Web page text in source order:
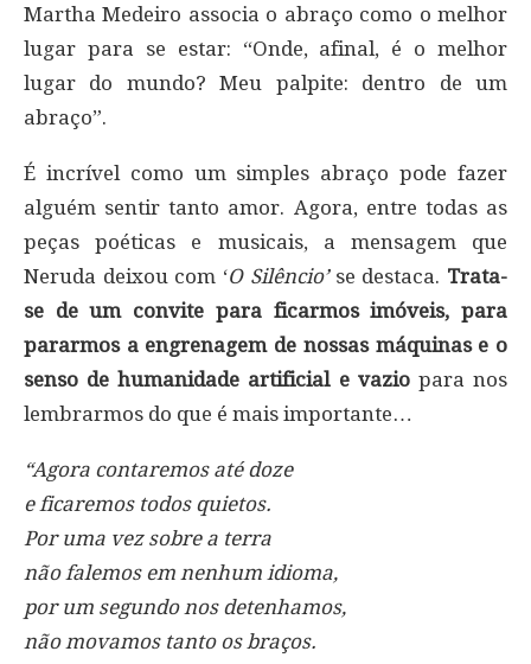
Martha Medeiro associa o abraço como o melhor
lugar para se estar: “Onde, afinal, é o melhor
lugar do mundo? Meu palpite: dentro de um
abraço”.
É incrível como um simples abraço pode fazer
alguém sentir tanto amor. Agora, entre todas as
peças poéticas e musicais, a mensagem que
Neruda deixou com ‘O Silêncio’se destaca. Trata-
se de um convite para ficarmos imóveis, para
pararmos a engrenagem de nossas máquinas e o
senso de humanidade artificial e vazio para nos
lembrarmos do que é mais importante…
“Agora contaremos até doze
e ficaremos todos quietos.
Por uma vez sobre a terra
não falemos em nenhum idioma,
por um segundo nos detenhamos,
não movamos tanto os braços.